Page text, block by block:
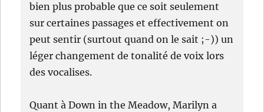
bien plus probable que ce soit seulement
sur certaines passages et effectivement on
peut sentir (surtout quand on le sait ;-)) un
léger changement de tonalité de voix lors
des vocalises.
Quant à Down in the Meadow, Marilyn a